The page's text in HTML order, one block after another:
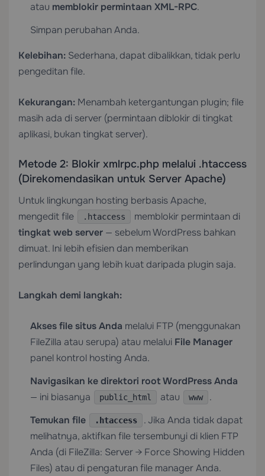
atau memblokir permintaan XML-RPC.
Simpan perubahan Anda.
Kelebihan: Sederhana, dapat dibalikkan, tidak perlu
pengeditan file.
Kekurangan: Menambah ketergantungan plugin; file
masih ada di server (permintaan diblokir di tingkat
aplikasi, bukan tingkat server).
Metode 2: Blokir xmlrpc.php melalui .htaccess
(Direkomendasikan untuk Server Apache)
Untuk lingkungan hosting berbasis Apache,
mengedit file
.htaccess
memblokir permintaan di
tingkat web server — sebelum WordPress bahkan
dimuat. Ini lebih efisien dan memberikan
perlindungan yang lebih kuat daripada plugin saja.
Langkah demi langkah:
Akses file situs Anda melalui FTP (menggunakan
FileZilla atau serupa) atau melalui File Manager
panel kontrol hosting Anda.
Navigasikan ke direktori root WordPress Anda
— ini biasanya
public_html atau www
.
Temukan file
.htaccess
. Jika Anda tidak dapat
melihatnya, aktifkan file tersembunyi di klien FTP
Anda (di FileZilla: Server → Force Showing Hidden
Files) atau di pengaturan file manager Anda.